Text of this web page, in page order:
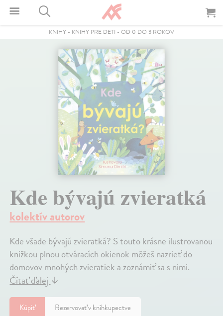
KNIHY - KNIHY PRE DETI - OD 0 DO 3 ROKOV
Kde bývajú zvieratká
kolektív autorov
Kde všade bývajú zvieratká? S touto krásne ilustrovanou
knižkou plnou otváracích okienok môžeš nazrieť do
domovov mnohých zvieratiek a zoznámiť sa s nimi.
Čítať ďalej↓
Kúpiť Rezervovať v kníhkupectve